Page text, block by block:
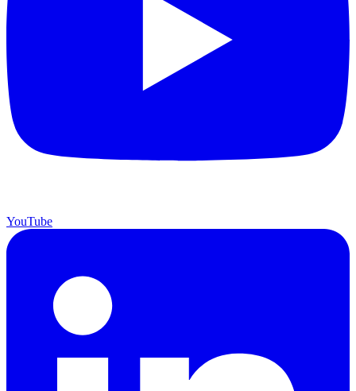
YouTube